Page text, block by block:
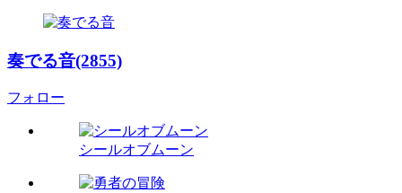
奏でる音(2855)
フォロー
シールオブムーン